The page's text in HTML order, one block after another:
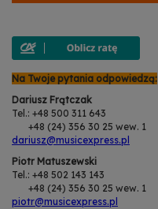
Na Twoje pytania odpowiedzą:
Dariusz Frątczak
Tel.: +48 500 311 643
+48 (24) 356 30 25 wew. 1
dariusz@musicexpress.pl
Piotr Matuszewski
Tel.: +48 502 143 143
+48 (24) 356 30 25 wew. 1
piotr@musicexpress.pl